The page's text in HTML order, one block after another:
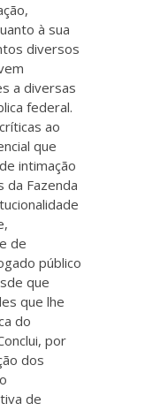
à sua
diversos
a diversas
federal.
ao
que
intimação
da Fazenda
de
público
que
que lhe
do
por
dos
de